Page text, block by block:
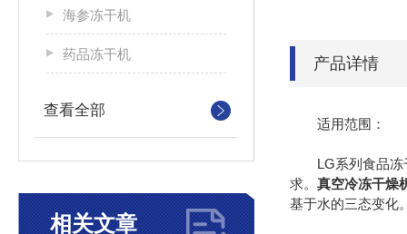
海参冻干机
药品冻干机
查看全部
相关文章
产品详情
适用范围：
LG系列食品冻干
求。 真空冷冻干燥
基于水的三态变化